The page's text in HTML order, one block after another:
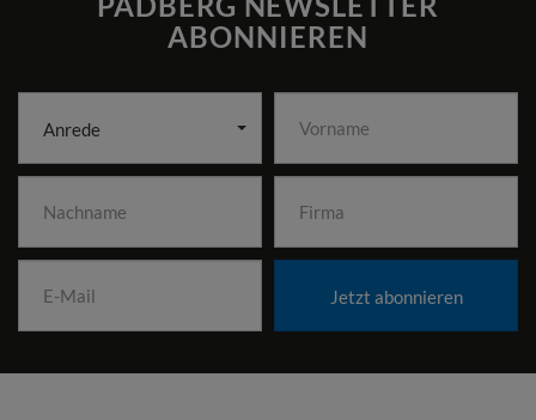
ABONNIEREN
Anrede
Jetzt abonnieren